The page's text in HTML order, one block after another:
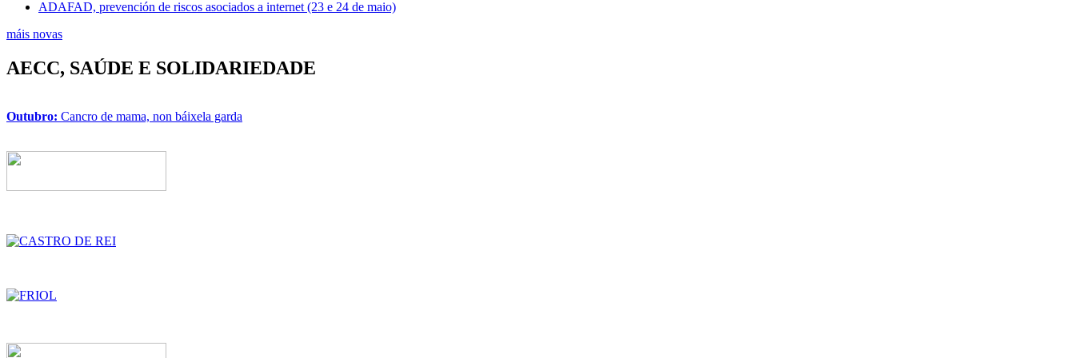
ADAFAD, prevención de riscos asociados a internet (23 e 24 de maio)
máis novas
AECC, SAÚDE E SOLIDARIEDADE
Outubro: Cancro de mama, non báixela garda